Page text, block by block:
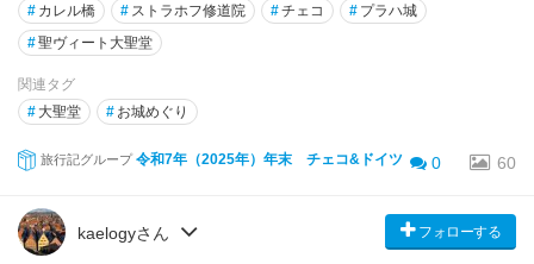
# カレル橋 # ストラホフ修道院 #チェコ # プラハ城
#聖ヴィート大聖堂
関連タグ
# 大聖堂 # お城めぐり
旅行記グループ 令和7年（2025年）年末 チェコ&ドイツ 0 60
kaelogyさん フォローする